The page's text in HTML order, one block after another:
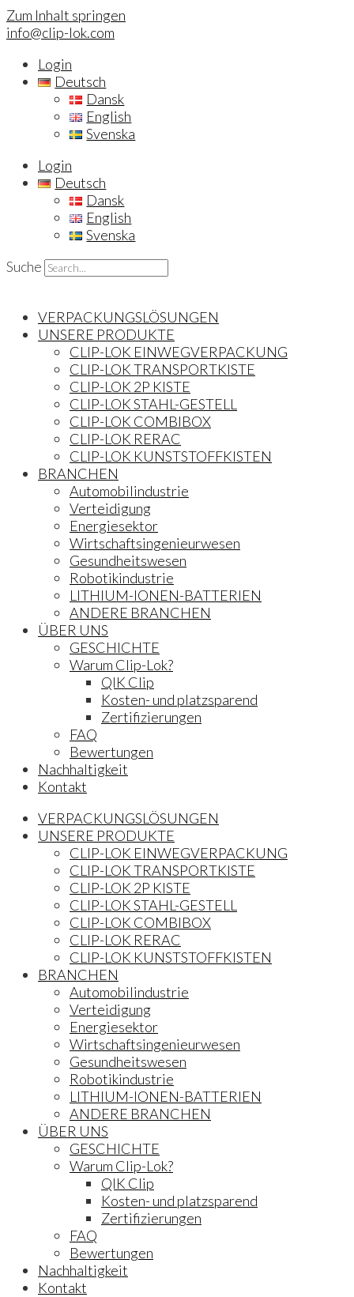
Zum Inhalt springen
info@clip-lok.com
Login
Deutsch
Dansk
English
Svenska
Login
Deutsch
Dansk
English
Svenska
Suche
VERPACKUNGSLÖSUNGEN
UNSERE PRODUKTE
CLIP-LOK EINWEGVERPACKUNG
CLIP-LOK TRANSPORTKISTE
CLIP-LOK 2P KISTE
CLIP-LOK STAHL-GESTELL
CLIP-LOK COMBIBOX
CLIP-LOK RERAC
CLIP-LOK KUNSTSTOFFKISTEN
BRANCHEN
Automobilindustrie
Verteidigung
Energiesektor
Wirtschaftsingenieurwesen
Gesundheitswesen
Robotikindustrie
LITHIUM-IONEN-BATTERIEN
ANDERE BRANCHEN
ÜBER UNS
GESCHICHTE
Warum Clip-Lok?
QIK Clip
Kosten- und platzsparend
Zertifizierungen
FAQ
Bewertungen
Nachhaltigkeit
Kontakt
VERPACKUNGSLÖSUNGEN
UNSERE PRODUKTE
CLIP-LOK EINWEGVERPACKUNG
CLIP-LOK TRANSPORTKISTE
CLIP-LOK 2P KISTE
CLIP-LOK STAHL-GESTELL
CLIP-LOK COMBIBOX
CLIP-LOK RERAC
CLIP-LOK KUNSTSTOFFKISTEN
BRANCHEN
Automobilindustrie
Verteidigung
Energiesektor
Wirtschaftsingenieurwesen
Gesundheitswesen
Robotikindustrie
LITHIUM-IONEN-BATTERIEN
ANDERE BRANCHEN
ÜBER UNS
GESCHICHTE
Warum Clip-Lok?
QIK Clip
Kosten- und platzsparend
Zertifizierungen
FAQ
Bewertungen
Nachhaltigkeit
Kontakt